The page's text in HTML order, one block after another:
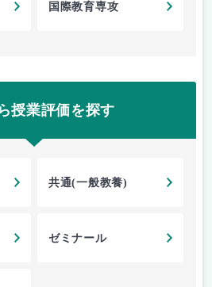
国際教育専攻
授業評価を探す
共通(一般教養)
ゼミナール